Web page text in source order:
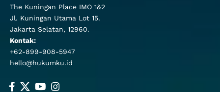
The Kuningan Place IMO 1&2
Jl. Kuningan Utama Lot 15.
Jakarta Selatan, 12960.
Kontak:
+62-899-908-5947
hello@hukumku.id